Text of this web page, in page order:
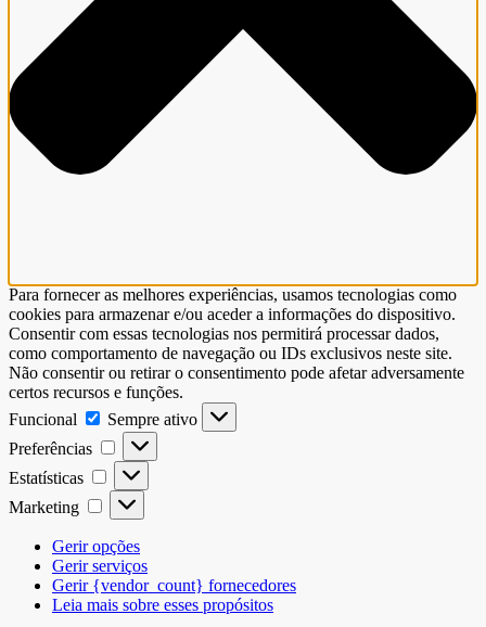
Para fornecer as melhores experiências, usamos tecnologias como
cookies para armazenar e/ou aceder a informações do dispositivo.
Consentir com essas tecnologias nos permitirá processar dados,
como comportamento de navegação ou IDs exclusivos neste site.
Não consentir ou retirar o consentimento pode afetar adversamente
certos recursos e funções.
Funcional
Sempre ativo
Preferências
Estatísticas
Marketing
Gerir opções
Gerir serviços
Gerir {vendor_count} fornecedores
Leia mais sobre esses propósitos